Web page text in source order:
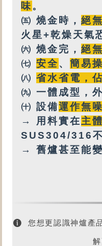
味 。
㈤ 燒金時， 絕
火星+乾燥天氣
㈥ 燒金完， 絕無
㈦ 安全、 簡易
㈧ 省水省電，
㈨ 一體成型，
㈩ 設備運作無
→ 用料實在主
SUS304/316不
→ 舊爐甚至能變
您想更認識神爐產